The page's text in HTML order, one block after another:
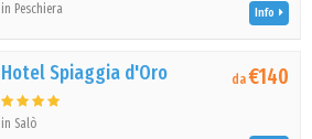
in Peschiera Info
Hotel Spiaggia d'Oro
in Salò
da€140